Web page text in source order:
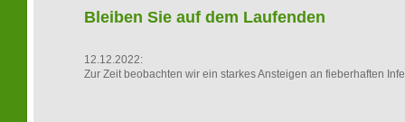
Bleiben Sie auf dem Laufenden
12.12.2022:
Zur Zeit beobachten wir ein starkes Ansteigen an fieberhaften